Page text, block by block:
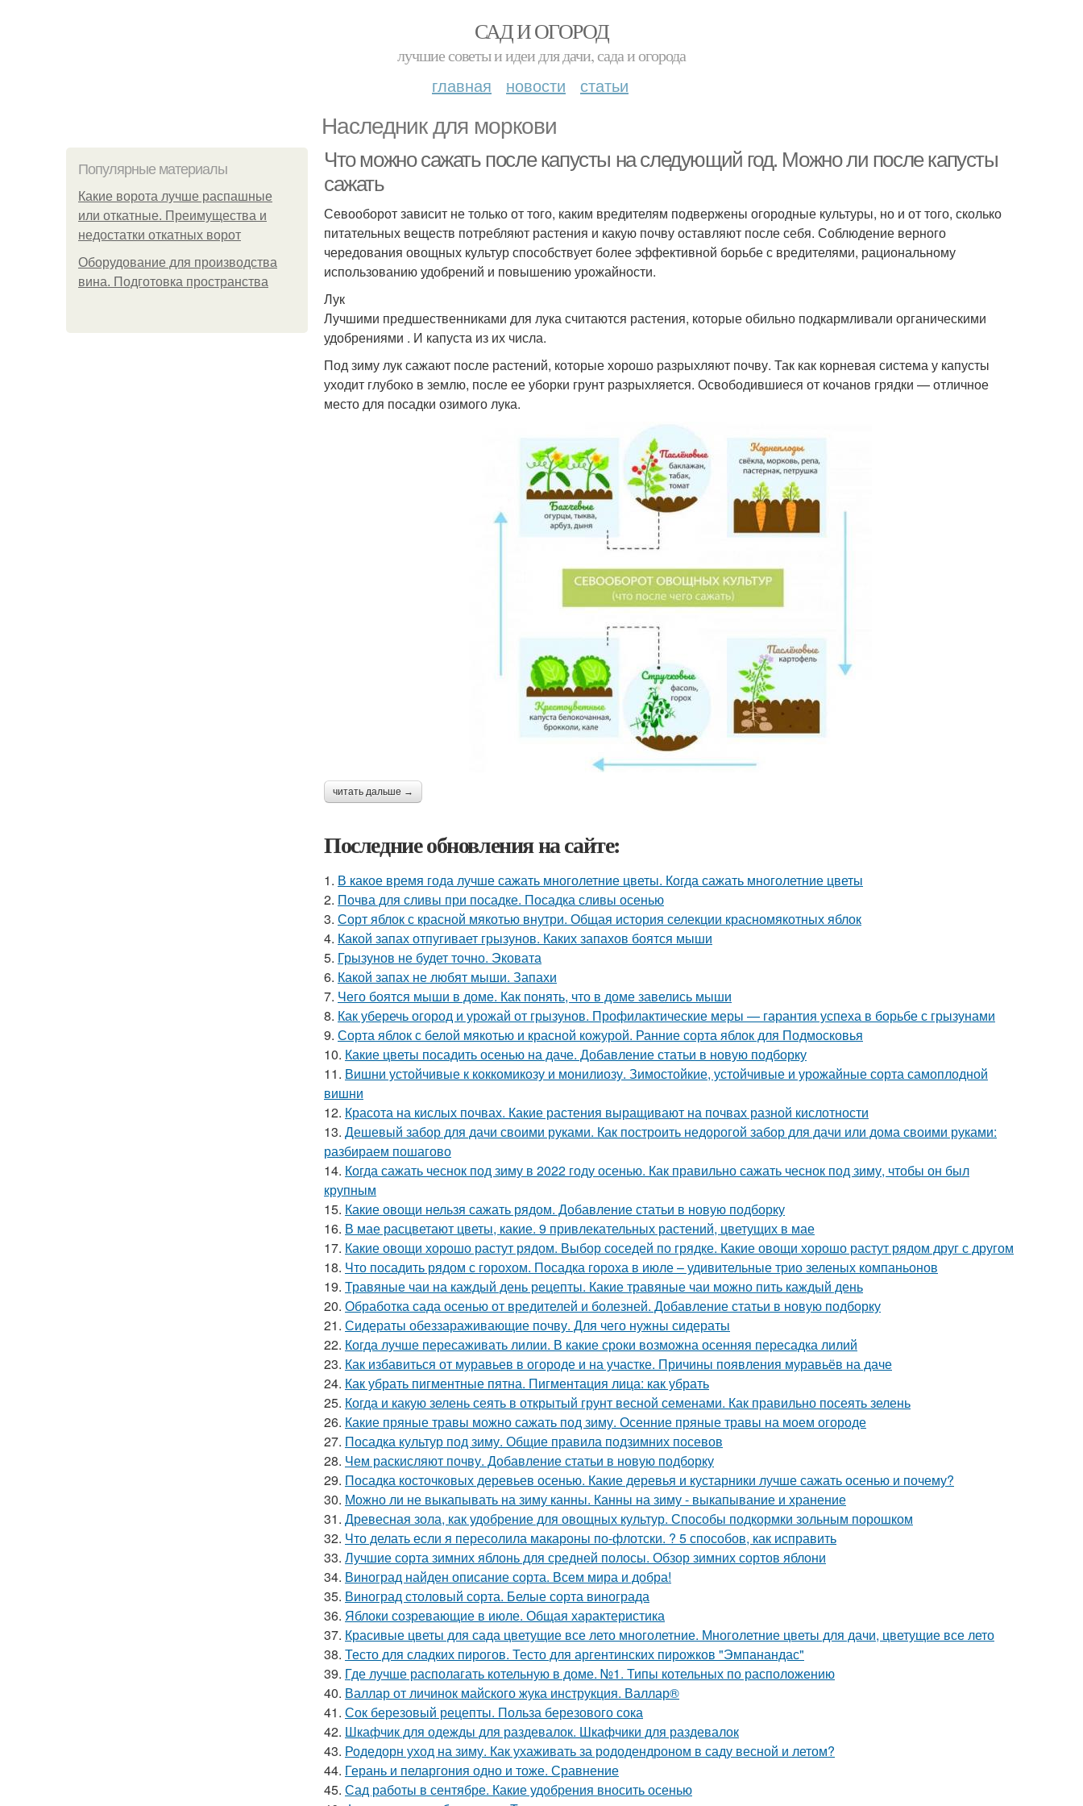
САД И ОГОРОД
лучшие советы и идеи для дачи, сада и огорода
главная новости статьи
Наследник для моркови
Популярные материалы
Какие ворота лучше распашные
или откатные. Преимущества и
недостатки откатных ворот
Оборудование для производства
вина. Подготовка пространства
Что можно сажать после капусты на следующий год. Можно ли после капусты
сажать
Севооборот зависит не только от того, каким вредителям подвержены огородные культуры, но и от того, сколько
питательных веществ потребляют растения и какую почву оставляют после себя. Соблюдение верного
чередования овощных культур способствует более эффективной борьбе с вредителями, рациональному
использованию удобрений и повышению урожайности.
Лук
Лучшими предшественниками для лука считаются растения, которые обильно подкармливали органическими
удобрениями . И капуста из их числа.
Под зиму лук сажают после растений, которые хорошо разрыхляют почву. Так как корневая система у капусты
уходит глубоко в землю, после ее уборки грунт разрыхляется. Освободившиеся от кочанов грядки — отличное
место для посадки озимого лука.
читать дальше →
Последние обновления на сайте:
1. В какое время года лучше сажать многолетние цветы. Когда сажать многолетние цветы
2. Почва для сливы при посадке. Посадка сливы осенью
3. Сорт яблок с красной мякотью внутри. Общая история селекции красномякотных яблок
4. Какой запах отпугивает грызунов. Каких запахов боятся мыши
5. Грызунов не будет точно. Эковата
6. Какой запах не любят мыши. Запахи
7. Чего боятся мыши в доме. Как понять, что в доме завелись мыши
8. Как уберечь огород и урожай от грызунов. Профилактические меры — гарантия успеха в борьбе с грызунами
9. Сорта яблок с белой мякотью и красной кожурой. Ранние сорта яблок для Подмосковья
10. Какие цветы посадить осенью на даче. Добавление статьи в новую подборку
11. Вишни устойчивые к коккомикозу и монилиозу. Зимостойкие, устойчивые и урожайные сорта самоплодной
вишни
12. Красота на кислых почвах. Какие растения выращивают на почвах разной кислотности
13. Дешевый забор для дачи своими руками. Как построить недорогой забор для дачи или дома своими руками:
разбираем пошагово
14. Когда сажать чеснок под зиму в 2022 году осенью. Как правильно сажать чеснок под зиму, чтобы он был
крупным
15. Какие овощи нельзя сажать рядом. Добавление статьи в новую подборку
16. В мае расцветают цветы, какие. 9 привлекательных растений, цветущих в мае
17. Какие овощи хорошо растут рядом. Выбор соседей по грядке. Какие овощи хорошо растут рядом друг с другом
18. Что посадить рядом с горохом. Посадка гороха в июле – удивительные трио зеленых компаньонов
19. Травяные чаи на каждый день рецепты. Какие травяные чаи можно пить каждый день
20. Обработка сада осенью от вредителей и болезней. Добавление статьи в новую подборку
21. Сидераты обеззараживающие почву. Для чего нужны сидераты
22. Когда лучше пересаживать лилии. В какие сроки возможна осенняя пересадка лилий
23. Как избавиться от муравьев в огороде и на участке. Причины появления муравьёв на даче
24. Как убрать пигментные пятна. Пигментация лица: как убрать
25. Когда и какую зелень сеять в открытый грунт весной семенами. Как правильно посеять зелень
26. Какие пряные травы можно сажать под зиму. Осенние пряные травы на моем огороде
27. Посадка культур под зиму. Общие правила подзимних посевов
28. Чем раскисляют почву. Добавление статьи в новую подборку
29. Посадка косточковых деревьев осенью. Какие деревья и кустарники лучше сажать осенью и почему?
30. Можно ли не выкапывать на зиму канны. Канны на зиму - выкапывание и хранение
31. Древесная зола, как удобрение для овощных культур. Способы подкормки зольным порошком
32. Что делать если я пересолила макароны по-флотски. ? 5 способов, как исправить
33. Лучшие сорта зимних яблонь для средней полосы. Обзор зимних сортов яблони
34. Виноград найден описание сорта. Всем мира и добра!
35. Виноград столовый сорта. Белые сорта винограда
36. Яблоки созревающие в июле. Общая характеристика
37. Красивые цветы для сада цветущие все лето многолетние. Многолетние цветы для дачи, цветущие все лето
38. Тесто для сладких пирогов. Тесто для аргентинских пирожков "Эмпанандас"
39. Где лучше располагать котельную в доме. №1. Типы котельных по расположению
40. Валлар от личинок майского жука инструкция. Валлар®
41. Сок березовый рецепты. Польза березового сока
42. Шкафчик для одежды для раздевалок. Шкафчики для раздевалок
43. Родедорн уход на зиму. Как ухаживать за рододендроном в саду весной и летом?
44. Герань и пеларгония одно и тоже. Сравнение
45. Сад работы в сентябре. Какие удобрения вносить осенью